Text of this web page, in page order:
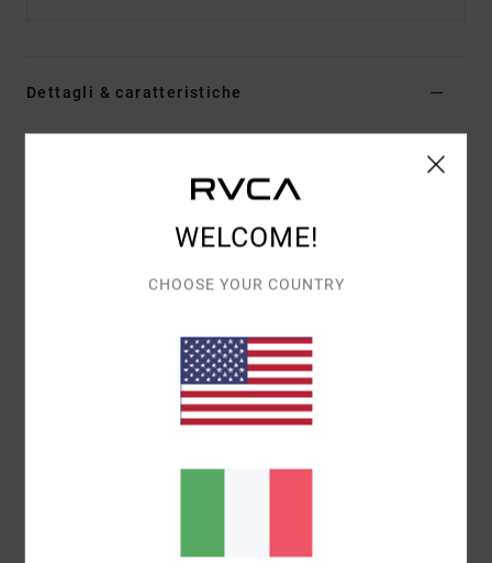
Dettagli & caratteristiche
Codice colore
100% cotone biologico [200 g/m2]
grafiche stampate sul davanti dall’artista
WELCOME!
CHOOSE YOUR COUNTRY